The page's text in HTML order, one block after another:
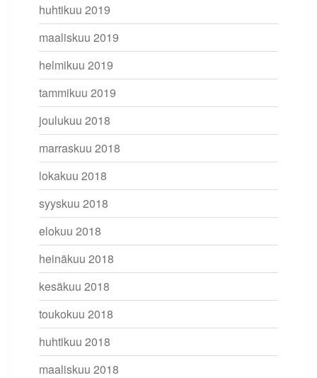
huhtikuu 2019
maaliskuu 2019
helmikuu 2019
tammikuu 2019
joulukuu 2018
marraskuu 2018
lokakuu 2018
syyskuu 2018
elokuu 2018
heinäkuu 2018
kesäkuu 2018
toukokuu 2018
huhtikuu 2018
maaliskuu 2018